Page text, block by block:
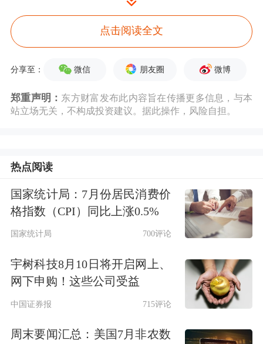
人寿进行增资。
值得一提的是，这是三峡人寿完成第一
轮增资扩股、转为重庆市属国有金融企
业后再次进行增资。
称“高科集团”）将分别对三峡人寿增
资。
当时，重庆市国资委党委书记、主任曾
菁华在签约仪式上表示，三峡人寿是市
属国有金融企业，是重庆国资的重要组
成部分，要持续优化其资本结构，增强
点击阅读全文
分享至： 微信 朋友圈 微博
郑重声明： 东方财富发布此内容旨在传播更多信息，与本
站立场无关，不构成投资建议。据此操作，风险自担。
热点阅读
国家统计局：7月份居民消费价
格指数（CPI）同比上涨0.5%
国家统计局 700评论
宇树科技8月10日将开启网上、
网下申购！这些公司受益
中国证券报 715评论
周末要闻汇总：美国7月非农数